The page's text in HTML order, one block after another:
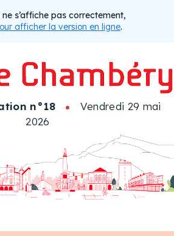
ne s’affiche pas correctement,
afficher la version en ligne.
n°18
Vendredi 29 mai
2026